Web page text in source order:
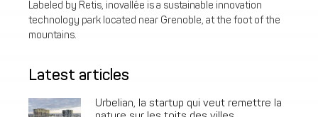
Labeled by Retis, inovallée is a sustainable innovation
technology park located near Grenoble, at the foot of the
mountains.
Latest articles
Urbelian, la startup qui veut remettre la